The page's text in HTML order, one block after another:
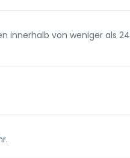
innerhalb von weniger als 24